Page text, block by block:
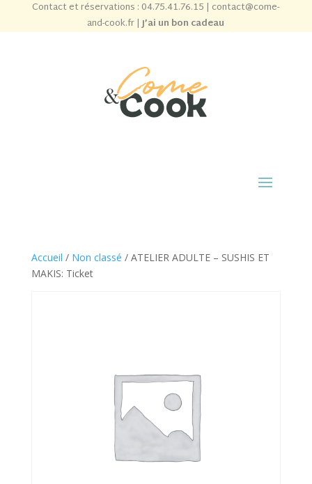
Contact et réservations : 04.75.41.76.15 | contact@come-
and-cook.fr|J’ai un bon cadeau
Accueil / Non classé / ATELIER ADULTE – SUSHIS ET
MAKIS: Ticket